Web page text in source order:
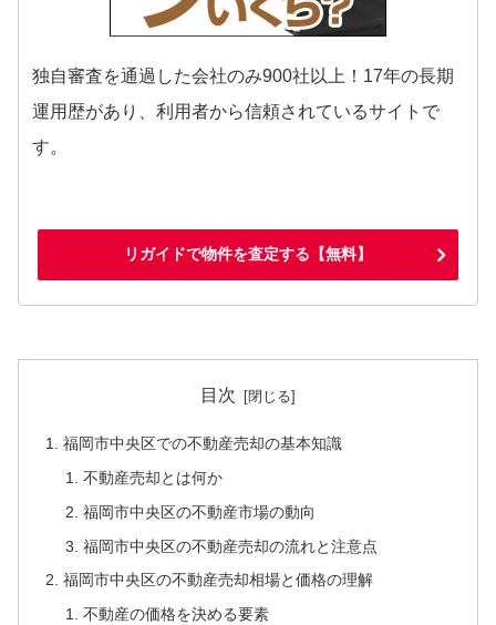
独自審査を通過した会社のみ900社以上！17年の長期
運用歴があり、利用者から信頼されているサイトで
す。
リガイドで物件を査定する【無料】
目次
福岡市中央区での不動産売却の基本知識
不動産売却とは何か
福岡市中央区の不動産市場の動向
福岡市中央区の不動産売却の流れと注意点
福岡市中央区の不動産売却相場と価格の理解
不動産の価格を決める要素